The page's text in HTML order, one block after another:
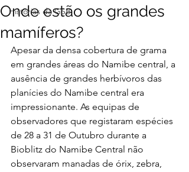
Histórias da GSB
Onde estão os grandes
mamíferos?
Apesar da densa cobertura de grama
em grandes áreas do Namibe central, a
ausência de grandes herbívoros das
planícies do Namibe central era
impressionante. As equipas de
observadores que registaram espécies
de 28 a 31 de Outubro durante a
Bioblitz do Namibe Central não
observaram manadas de órix, zebra,